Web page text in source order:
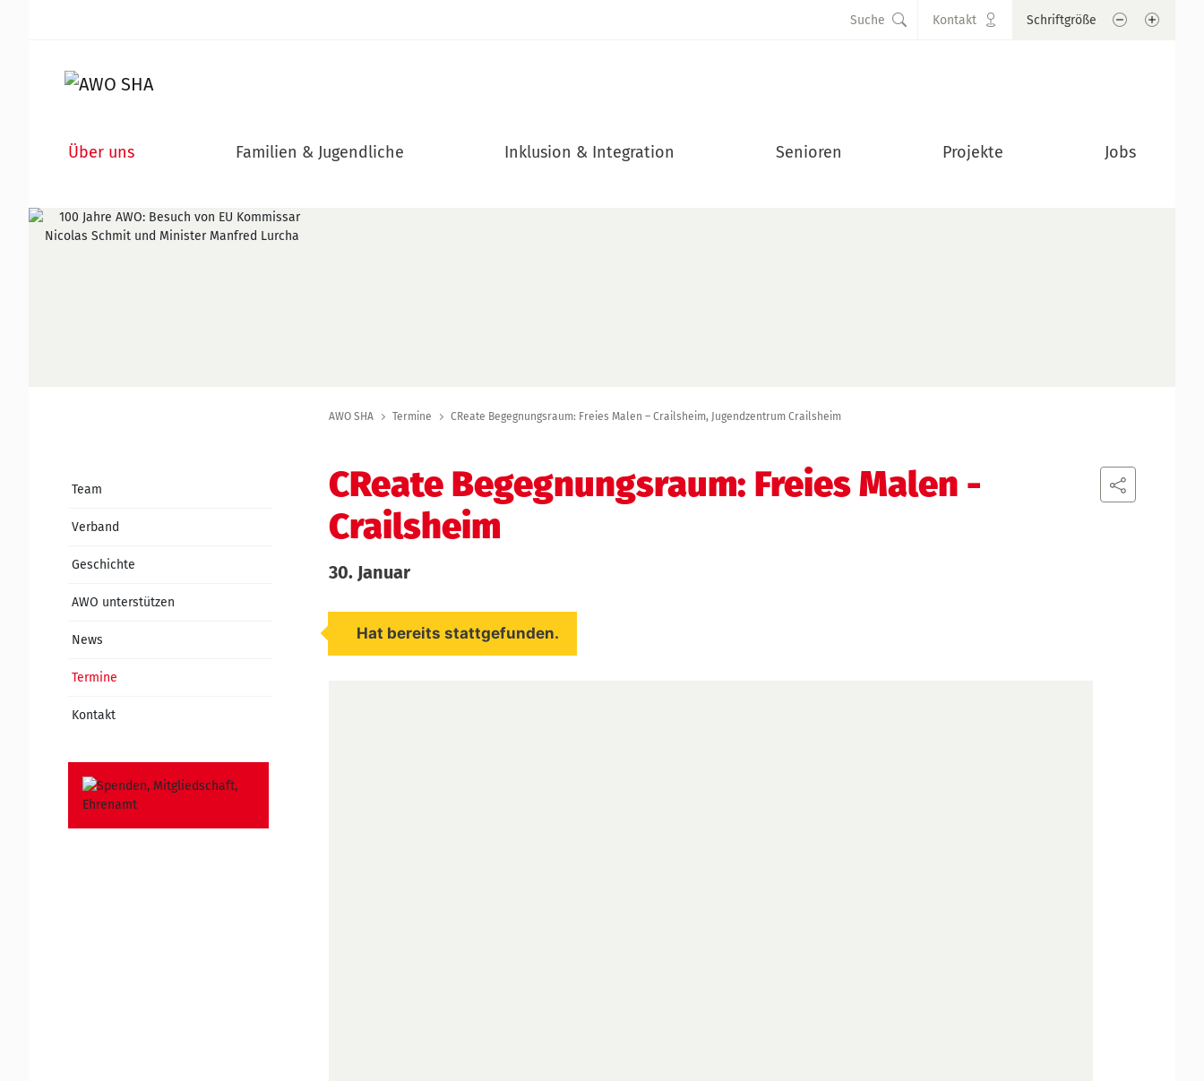
Suche Kontakt Schriftgröße SchriftSchrift
Über uns Familien & Jugendliche Inklusion & Integration Senioren Projekte Jobs
AWO SHA Termine CReate Begegnungsraum: Freies Malen – Crailsheim, Jugendzentrum Crailsheim
CReate Begegnungsraum: Freies Malen -
Crailsheim
30. Januar
Hat bereits stattgefunden.
Team
Verband
Geschichte
AWO unterstützen
News
Termine
Kontakt